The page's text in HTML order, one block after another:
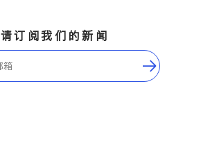
请订阅我们的新闻